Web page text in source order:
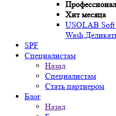
Хит месяца
USOLAB Soft
SPF
Специалистам
Назад
Специалистам
Стать партнером
Блог
Назад